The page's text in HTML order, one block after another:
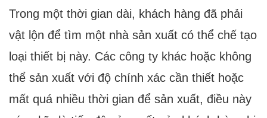
Trong một thời gian dài, khách hàng đã phải
vật lộn để tìm một nhà sản xuất có thể chế tạo
loại thiết bị này. Các công ty khác hoặc không
thể sản xuất với độ chính xác cần thiết hoặc
mất quá nhiều thời gian để sản xuất, điều này